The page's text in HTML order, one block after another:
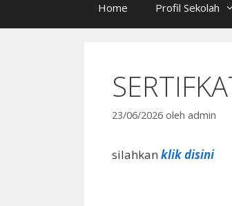
Home Profil Sekolah
23/06/2026 oleh admin
silahkan klik disini